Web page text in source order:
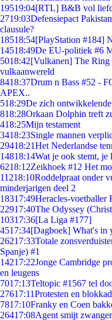
19519:04[RTL] B&B vol
2719:03Defensiepact
clausule?
18518:54[PlayStation #184]
14518:49De EU-politiek #6
5018:42[Vulkanen] The
vulkaanwereld
8418:37Drum n Bass #52 -
APEX..
518:29De zich
818:28Orkaan Dolphin treft
418:25Mijn testament
3418:23Single mannen
29418:21Het Nederlandse
14818:14Wat je ook stemt,
6218:12Zeikhoek #12 Het
11218:10Roddelpraat onder
minderjarigen deel 2
18317:49Heracles-voetballer
22917:40The Odyssey
10317:36[La Liga #177]
4517:34[Dagboek] What's in
26217:33Totale
Spanje) #1
14217:22Jonge Cambridge
en leugens
7017:13Teltopic #1567 tel
27617:11Protesten en
7817:10Franky en Coen
26417:08Agent smijt